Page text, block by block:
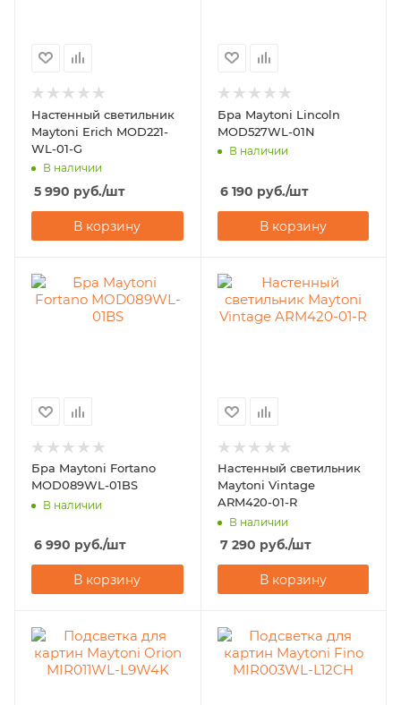
Настенный светильник
Maytoni Erich MOD221-
WL-01-G
В наличии
5 990 руб./шт
В корзину
Бра Maytoni Lincoln
MOD527WL-01N
В наличии
6 190 руб./шт
В корзину
Бра Maytoni Fortano
MOD089WL-01BS
В наличии
6 990 руб./шт
В корзину
Настенный светильник
Maytoni Vintage
ARM420-01-R
В наличии
7 290 руб./шт
В корзину